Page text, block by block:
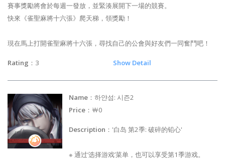
賽事獎勵將會於每週一發放，並緊湊展開下一場的競賽。
快來《雀聖麻將十六張》爬天梯，領獎勵！
現在馬上打開雀聖麻將十六張，尋找自己的公會與好友們一同奮鬥吧！
Rating ：3 Show Detail
Name ：하얀섬: 시즌2
Price ：￦0
Description ：'白岛 第2季: 破碎的铅心'
※ 通过‘选择游戏’菜单，也可以享受第1季游戏。